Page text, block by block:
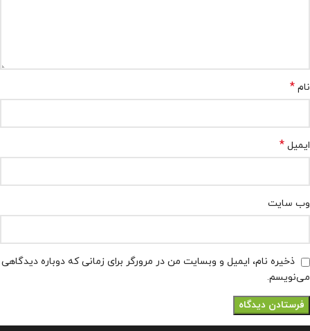
نام *
ایمیل *
وب‌ سایت
ذخیره نام، ایمیل و وبسایت من در مرورگر برای زمانی که دوباره دیدگاهی
می‌نویسم.